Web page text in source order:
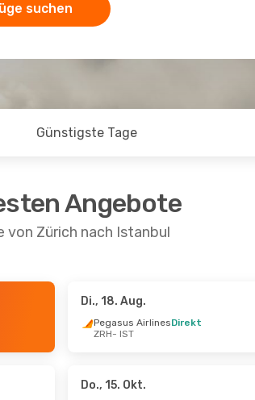
suchen
Günstigste Tage
Angebote
von Zürich nach Istanbul
Di., 18. Aug.
Pegasus AirlinesDirekt
ZRH- IST
Do., 15. Okt.